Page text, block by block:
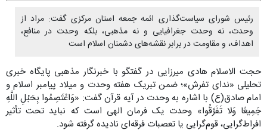
رئیس شورای سیاست‌گذاری ائمه جمعه استان مرکزی گفت: مراد از
وحدت، نه وحدت جغرافیایی و نه مذهبی، بلکه وحدت در منافع،
اهداف، و مقاومت در برابر نقشه‌های دشمنان اسلام است
حجت الاسلام هادی میرزایی در گفتگو با خبرنگار مذهبی پایگاه خبری
تحلیلی «ندای تفرش»؛ ضمن تبریک هفته وحدت و میلاد پیامبر اسلام و
امام صادق(ع) با اشاره به وحدت در آیه قرآن گفت: «وَاعْتَصِمُوا بِحَبْلِ اللَّهِ
جَمِیعًا وَلا تَفَرَّقُوا» وحدت یک فرمان الهی است که نباید تحت تأثیر
افراط‌گرایی، قوم‌گرایی یا تعصبات فرقه‌ای نادیده گرفته شود.